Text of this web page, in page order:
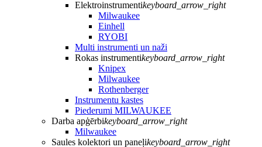
Elektroinstrumentikeyboard_arrow_right
Milwaukee
Einhell
RYOBI
Multi instrumenti un naži
Rokas instrumentikeyboard_arrow_right
Knipex
Milwaukee
Rothenberger
Instrumentu kastes
Piederumi MILWAUKEE
Darba apģērbikeyboard_arrow_right
Milwaukee
Saules kolektori un paneļikeyboard_arrow_right